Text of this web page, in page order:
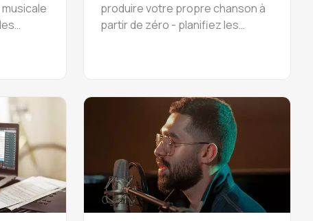
produire votre propre chanson à
partir de zéro - planifiez les